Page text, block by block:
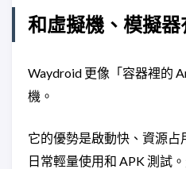
和虛擬機、模擬器
Waydroid 更像「容器裡的
機。
它的優勢是啟動快、資源
日常輕量使用和 APK 測試